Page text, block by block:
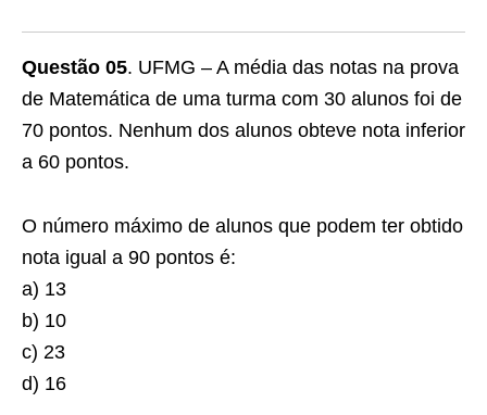
Questão 05. UFMG – A média das notas na prova
de Matemática de uma turma com 30 alunos foi de
70 pontos. Nenhum dos alunos obteve nota inferior
a 60 pontos.
O número máximo de alunos que podem ter obtido
nota igual a 90 pontos é:
a) 13
b) 10
c) 23
d) 16